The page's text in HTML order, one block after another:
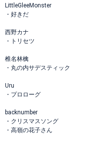
LittleGleeMonster
・好きだ
西野カナ
・トリセツ
椎名林檎
・丸の内サデスティック
Uru
・プロローグ
backnumber
・クリスマスソング
・高嶺の花子さん